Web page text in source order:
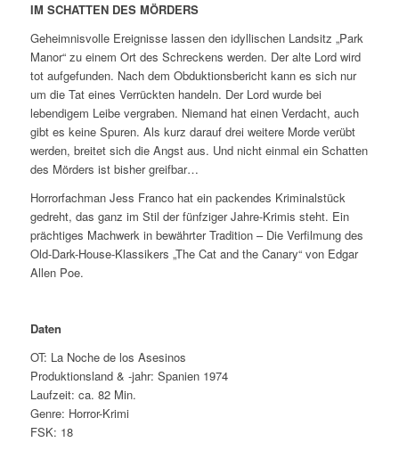
IM SCHATTEN DES MÖRDERS
Geheimnisvolle Ereignisse lassen den idyllischen Landsitz „Park
Manor“ zu einem Ort des Schreckens werden. Der alte Lord wird
tot aufgefunden. Nach dem Obduktionsbericht kann es sich nur
um die Tat eines Verrückten handeln. Der Lord wurde bei
lebendigem Leibe vergraben. Niemand hat einen Verdacht, auch
gibt es keine Spuren. Als kurz darauf drei weitere Morde verübt
werden, breitet sich die Angst aus. Und nicht einmal ein Schatten
des Mörders ist bisher greifbar…
Horrorfachman Jess Franco hat ein packendes Kriminalstück
gedreht, das ganz im Stil der fünfziger Jahre-Krimis steht. Ein
prächtiges Machwerk in bewährter Tradition – Die Verfilmung des
Old-Dark-House-Klassikers „The Cat and the Canary“ von Edgar
Allen Poe.
Daten
OT: La Noche de los Asesinos
Produktionsland & -jahr: Spanien 1974
Laufzeit: ca. 82 Min.
Genre: Horror-Krimi
FSK: 18